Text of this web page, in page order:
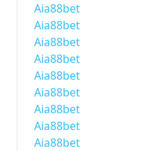
Aia88bet
Aia88bet
Aia88bet
Aia88bet
Aia88bet
Aia88bet
Aia88bet
Aia88bet
Aia88bet